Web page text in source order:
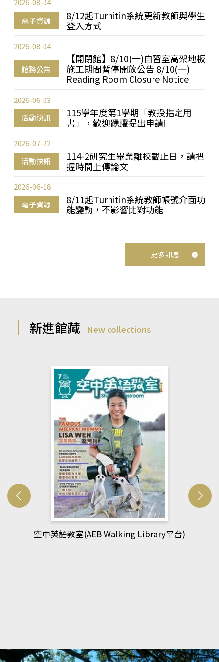
電子資源
8/12起Turnitin系統更新教師與學生
登入方式
2026-08-04
館務公告
【開閉館】8/10(一)自習室高架地板
施工期間暫停開放公告 8/10(一)
Reading Room Closure Notice
2026-08-04
活動快訊
115學年度第1學期「教授指定用
書」，歡迎踴躍提出申請!
2026-06-03
活動快訊
114-2研究生畢業離校截止日，請把
握時間上傳論文
2026-07-22
電子資源
8/11起Turnitin系統教師帳號介面功
能變動，不影響比對功能
2026-06-18
更多訊息
新進館藏 New collections
網管人(kono平台)